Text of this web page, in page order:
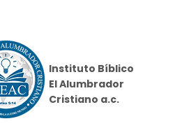
Instituto Bíblico
El Alumbrador
Cristiano a.c.